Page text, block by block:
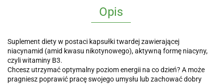
Opis
Suplement diety w postaci kapsułki twardej zawierającej
niacynamid (amid kwasu nikotynowego), aktywną formę niacyny,
czyli witaminy B3.
Chcesz utrzymać optymalny poziom energii na co dzień? A może
pragniesz poprawić pracę swojego umysłu lub zachować dobry